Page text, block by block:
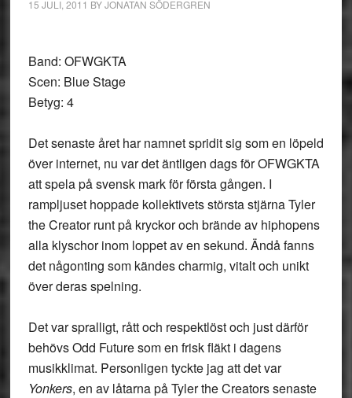
15 JULI, 2011 BYJONATAN SÖDERGREN
Band: OFWGKTA
Scen: Blue Stage
Betyg: 4
Det senaste året har namnet spridit sig som en löpeld
över internet, nu var det äntligen dags för OFWGKTA
att spela på svensk mark för första gången. I
rampljuset hoppade kollektivets största stjärna Tyler
the Creator runt på kryckor och brände av hiphopens
alla klyschor inom loppet av en sekund. Ändå fanns
det någonting som kändes charmig, vitalt och unikt
över deras spelning.
Det var spralligt, rått och respektlöst och just därför
behövs Odd Future som en frisk fläkt i dagens
musikklimat. Personligen tyckte jag att det var
Yonkers, en av låtarna på Tyler the Creators senaste